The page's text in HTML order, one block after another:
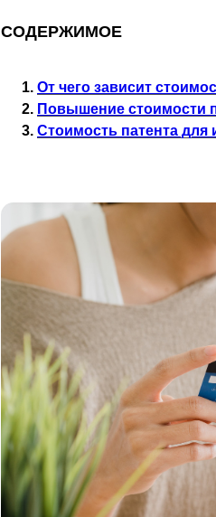
СОДЕРЖИМОЕ
От чего зависит
Повышение стоимости
Стоимость патента для